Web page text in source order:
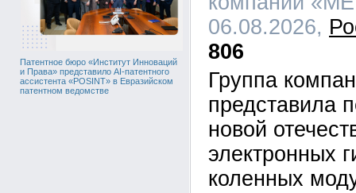
Патентное бюро «Институт Инноваций
и Права» представило AI-патентного
ассистента «POSINT» в Евразийском
патентном ведомстве
06.08.2026,
806
Группа
представила
новой
электронных
коленных